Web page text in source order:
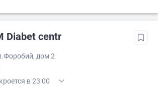
Diabet centr
дом 2
в 23:00